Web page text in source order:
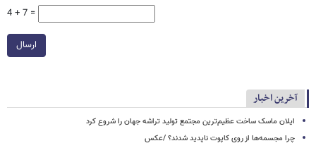
4 + 7 =
ارسال
آخرین اخبار
ایلان ماسک ساخت عظیم‌ترین مجتمع تولید تراشه جهان را شروع کرد
چرا مجسمه‌ها از روی کاپوت‌ ناپدید شدند؟ /عکس